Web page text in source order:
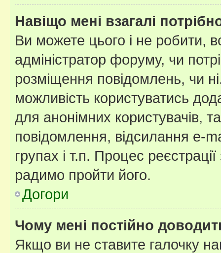
Навіщо мені взагалі
Ви можете цього і не робити,
адміністратор форуму, чи
розміщення повідомлень, чи
можливість користуватись
для анонімних користувачів,
повідомлення, відсилання e-
групах і т.п. Процес
радимо пройти його.
Догори
Чому мені постійно
Якщо ви не ставите галочку